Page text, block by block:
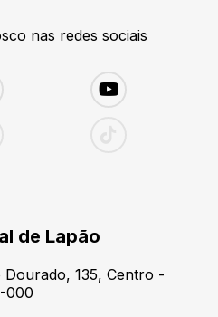
nas redes sociais
de Lapão
135, Centro -
000